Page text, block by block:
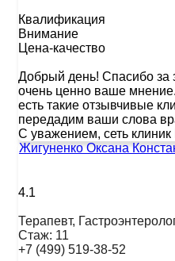
Квалификация
Внимание
Цена-качество
Добрый день! Спасибо за
очень ценно ваше
есть такие отзывчивые
передадим ваши слова
С уважением, сеть
Жигуненко Оксана
4.1
Терапевт,
Стаж: 11
+7 (499) 519-38-52